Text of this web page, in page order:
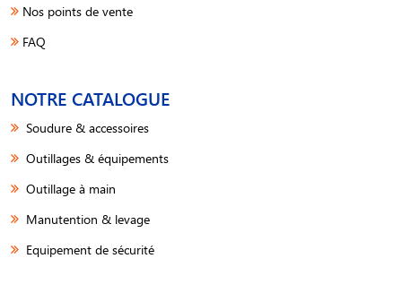
Nos points de vente
FAQ
NOTRE CATALOGUE
Soudure & accessoires
Outillages & équipements
Outillage à main
Manutention & levage
Equipement de sécurité